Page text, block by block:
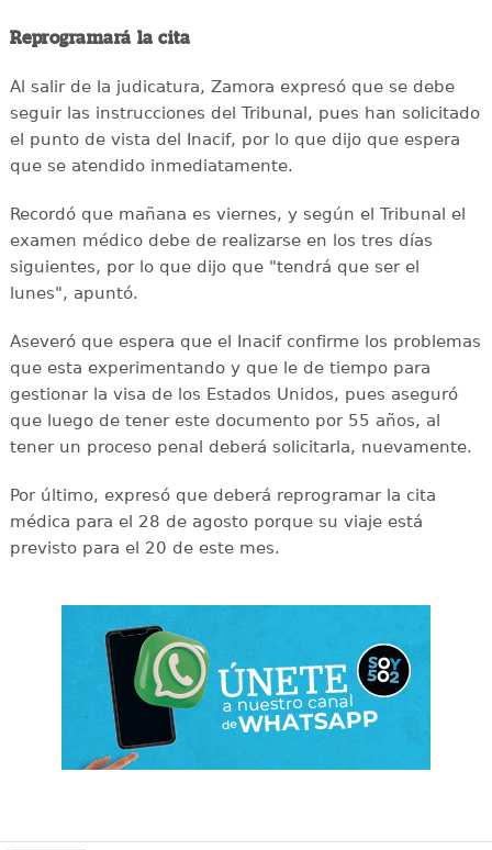
Reprogramará la cita
Al salir de la judicatura, Zamora expresó que se debe
seguir las instrucciones del Tribunal, pues han solicitado
el punto de vista del Inacif, por lo que dijo que espera
que se atendido inmediatamente.
Recordó que mañana es viernes, y según el Tribunal el
examen médico debe de realizarse en los tres días
siguientes, por lo que dijo que "tendrá que ser el
lunes", apuntó.
Aseveró que espera que el Inacif confirme los problemas
que esta experimentando y que le de tiempo para
gestionar la visa de los Estados Unidos, pues aseguró
que luego de tener este documento por 55 años, al
tener un proceso penal deberá solicitarla, nuevamente.
Por último, expresó que deberá reprogramar la cita
médica para el 28 de agosto porque su viaje está
previsto para el 20 de este mes.